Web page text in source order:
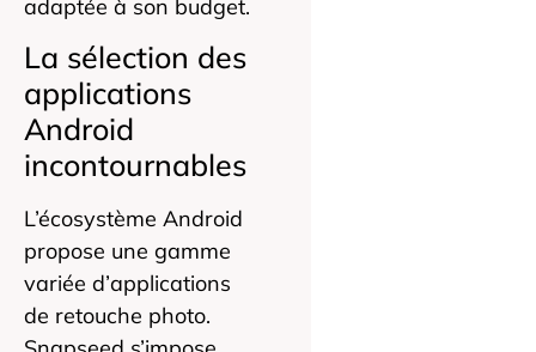
adaptée à son budget.
La sélection des
applications
Android
incontournables
L’écosystème Android
propose une gamme
variée d’applications
de retouche photo.